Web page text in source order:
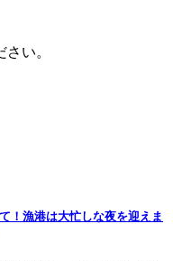
い。
！漁港は大忙しな夜を迎えま